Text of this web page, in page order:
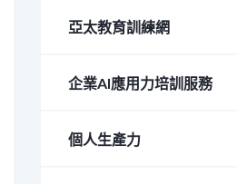
亞太教育訓練網
企業AI應用力培訓服務
個人生產力